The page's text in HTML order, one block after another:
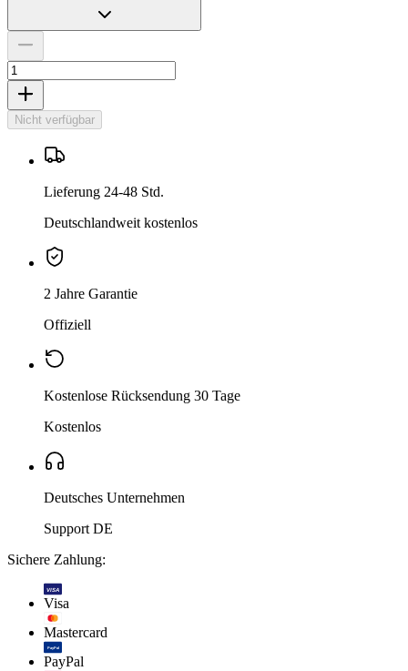
Nicht verfügbar
Lieferung 24-48 Std.
Deutschlandweit kostenlos
2 Jahre Garantie
Offiziell
Kostenlose Rücksendung 30 Tage
Kostenlos
Deutsches Unternehmen
Support DE
Sichere Zahlung:
VISA
Visa
Mastercard
PayPal
PayPal